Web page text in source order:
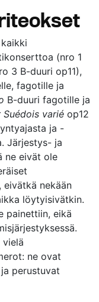
(nro 1
3 B-duuri op11),
fagotille ja
B-duuri fagotille ja
varié op12
ja -
Järjestys- ja
ne eivät ole
nekään
löytyisivätkin.
painettiin, eikä
ne ovat
perustuvat